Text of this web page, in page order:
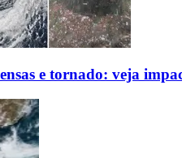
e tornado: veja